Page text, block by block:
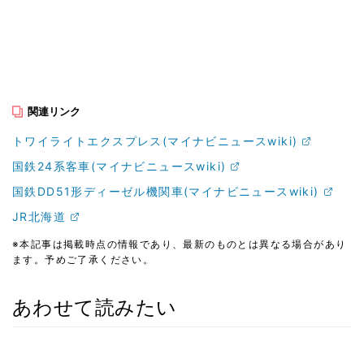
関連リンク
トワイライトエクスプレス(マイナビニュースwiki)
国鉄24系客車(マイナビニュースwiki)
国鉄DD51形ディーゼル機関車(マイナビニュースwiki)
JR北海道
※本記事は掲載時点の情報であり、最新のものとは異なる場合があり
ます。予めご了承ください。
あわせて読みたい